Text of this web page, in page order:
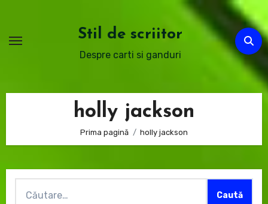
conținut
Stil de scriitor
Despre carti si ganduri
holly jackson
Prima pagină holly jackson